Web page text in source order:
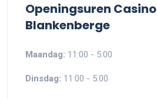
Openingsuren Casino
Blankenberge
Maandag: 11:00 - 5:00
Dinsdag: 11:00 - 5:00